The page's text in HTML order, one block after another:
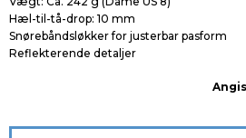
Hæl-til-tå-drop: 10 mm
Snørebåndsløkker for justerbar pasform
Reflekterende detaljer